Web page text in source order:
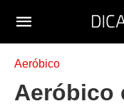
Aeróbico
Aeróbico